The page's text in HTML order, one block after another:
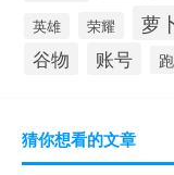
英雄 荣耀 萝
谷物 账号
猜你想看的文章